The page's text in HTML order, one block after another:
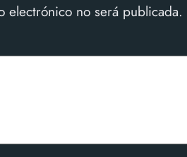
electrónico no será publicada.